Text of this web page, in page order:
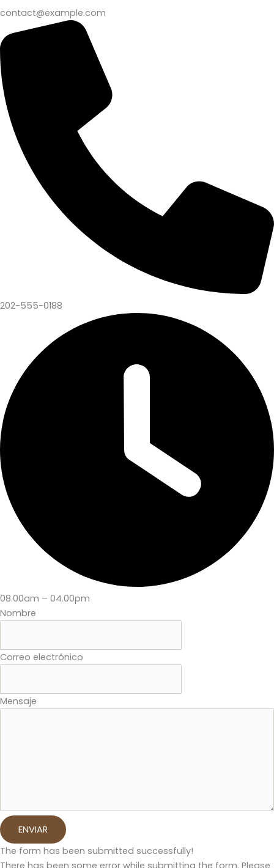
contact@example.com
202-555-0188
08.00am – 04.00pm
Nombre
Correo electrónico
Mensaje
ENVIAR
The form has been submitted successfully!